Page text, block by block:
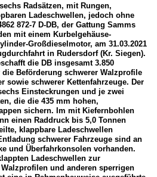
Radsätzen, mit Rungen,
Ladeschwellen, jedoch ohne
872-7 D-DB, der Gattung Samms
mit einem Kurbelgehäuse-
Großdieselmotor, am 31.03.2021
in Rudersdorf (Kr. Siegen).
die DB insgesamt 3.850
Beförderung schwerer Walzprofile
sowie schwerer Kettenfahrzeuge. Der
Einsteckrungen und je zwei
die die 435 mm hohen,
sichern. Im mit Kiefernbohlen
einen Raddruck bis 5,0 Tonnen
klappbare Ladeschwellen
schwerer Fahrzeuge sind an
und Überfahrkonsolen vorhanden.
Ladeschwellen zur
und anderen sperrigen